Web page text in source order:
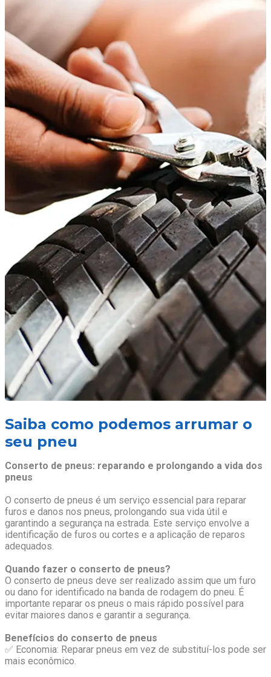
Saiba como podemos arrumar o
seu pneu
Conserto de pneus: reparando e prolongando a vida dos
pneus
O conserto de pneus é um serviço essencial para reparar
furos e danos nos pneus, prolongando sua vida útil e
garantindo a segurança na estrada. Este serviço envolve a
identificação de furos ou cortes e a aplicação de reparos
adequados.
Quando fazer o conserto de pneus?
O conserto de pneus deve ser realizado assim que um furo
ou dano for identificado na banda de rodagem do pneu. É
importante reparar os pneus o mais rápido possível para
evitar maiores danos e garantir a segurança.
Benefícios do conserto de pneus
✅ Economia: Reparar pneus em vez de substituí-los pode ser
mais econômico.